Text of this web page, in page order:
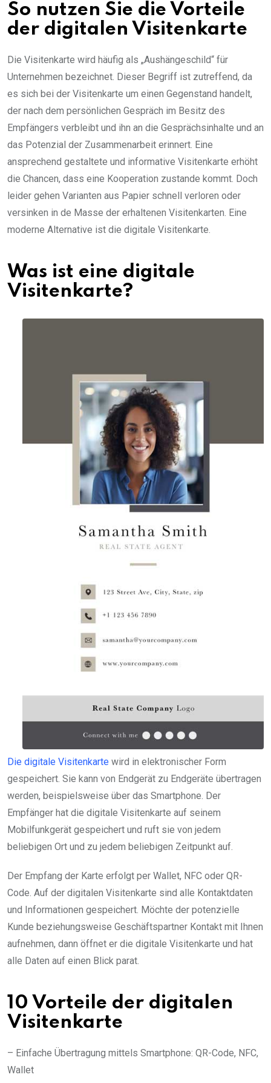
So nutzen Sie die Vorteile
der digitalen Visitenkarte
Die Visitenkarte wird häufig als „Aushängeschild“ für
Unternehmen bezeichnet. Dieser Begriff ist zutreffend, da
es sich bei der Visitenkarte um einen Gegenstand handelt,
der nach dem persönlichen Gespräch im Besitz des
Empfängers verbleibt und ihn an die Gesprächsinhalte und an
das Potenzial der Zusammenarbeit erinnert. Eine
ansprechend gestaltete und informative Visitenkarte erhöht
die Chancen, dass eine Kooperation zustande kommt. Doch
leider gehen Varianten aus Papier schnell verloren oder
versinken in de Masse der erhaltenen Visitenkarten. Eine
moderne Alternative ist die digitale Visitenkarte.
Was ist eine digitale
Visitenkarte?
Die digitale Visitenkarte wird in elektronischer Form
gespeichert. Sie kann von Endgerät zu Endgeräte übertragen
werden, beispielsweise über das Smartphone. Der
Empfänger hat die digitale Visitenkarte auf seinem
Mobilfunkgerät gespeichert und ruft sie von jedem
beliebigen Ort und zu jedem beliebigen Zeitpunkt auf.
Der Empfang der Karte erfolgt per Wallet, NFC oder QR-
Code. Auf der digitalen Visitenkarte sind alle Kontaktdaten
und Informationen gespeichert. Möchte der potenzielle
Kunde beziehungsweise Geschäftspartner Kontakt mit Ihnen
aufnehmen, dann öffnet er die digitale Visitenkarte und hat
alle Daten auf einen Blick parat.
10 Vorteile der digitalen
Visitenkarte
– Einfache Übertragung mittels Smartphone: QR-Code, NFC,
Wallet